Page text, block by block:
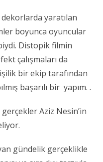
yaratılan
boyunca oyuncular
Distopik filmin
çalışmaları da
bir ekip tarafından
başarılı bir yapım. .
Aziz Nesin’in
gündelik gerçeklikle